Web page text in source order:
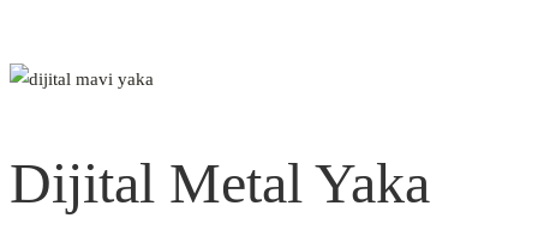
Dijital Metal Yaka